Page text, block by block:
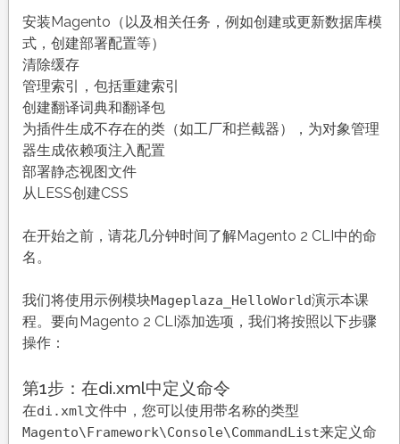
安装Magento（以及相关任务，例如创建或更新数据库模
式，创建部署配置等）
清除缓存
管理索引，包括重建索引
创建翻译词典和翻译包
为插件生成不存在的类（如工厂和拦截器），为对象管理
器生成依赖项注入配置
部署静态视图文件
从LESS创建CSS
在开始之前，请花几分钟时间了解Magento 2 CLI中的命
名。
我们将使用示例模块Mageplaza_HelloWorld演示本课
程。要向Magento 2 CLI添加选项，我们将按照以下步骤
操作：
第1步：在di.xml中定义命令
在di.xml文件中，您可以使用带名称的类型
Magento\Framework\Console\CommandList来定义命